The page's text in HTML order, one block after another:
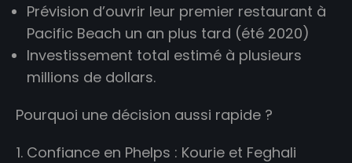
Prévision d’ouvrir leur premier restaurant à
Pacific Beach un an plus tard (été 2020)
Investissement total estimé à plusieurs
millions de dollars.
Pourquoi une décision aussi rapide ?
Confiance en Phelps : Kourie et Feghali